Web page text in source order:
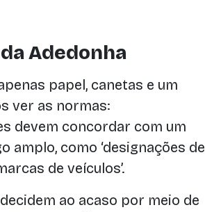
Adedonha
papel, canetas e um
ver as normas:
devem concordar com um
amplo, como ‘designações de
de veículos’.
ao acaso por meio de